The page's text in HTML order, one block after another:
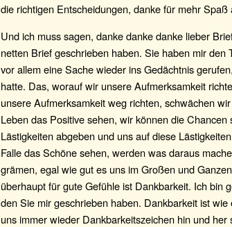
die richtigen Entscheidungen, danke für mehr Spaß
Und ich muss sagen, danke danke danke lieber
netten Brief geschrieben haben. Sie haben mir
vor allem eine Sache wieder ins Gedächtnis
hatte. Das, worauf wir unsere Aufmerksamkeit
unsere Aufmerksamkeit weg richten, schwächen
Leben das Positive sehen, wir können die
Lästigkeiten abgeben und uns auf diese
Falle das Schöne sehen, werden was daraus
grämen, egal wie gut es uns im Großen und
überhaupt für gute Gefühle ist Dankbarkeit. Ich bin
den Sie mir geschrieben haben. Dankbarkeit ist
uns immer wieder Dankbarkeitszeichen hin und